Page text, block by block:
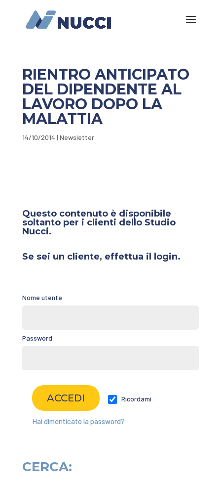
RIENTRO ANTICIPATO
DEL DIPENDENTE AL
LAVORO DOPO LA
MALATTIA
14/10/2014 | Newsletter
Questo contenuto è disponibile
soltanto per i clienti dello Studio
Nucci.
Se sei un cliente, effettua il login.
Nome utente
Password
Ricordami
Hai dimenticato la password?
CERCA: